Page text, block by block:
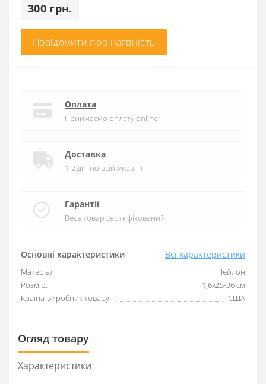
300 грн.
Повідомити про наявність
Основні характеристики Всі характеристики
Матеріал:
Нейлон
Розмір:
1,6x25-36 см
Країна-виробник товару:
США
Оплата
Приймаємо оплату online
Доставка
1-2 дні по всій Україні
Гарантії
Весь товар сертифікований
Огляд товару
Характеристики